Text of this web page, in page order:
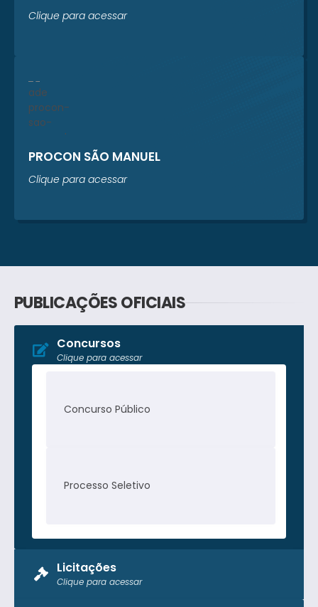
Clique para acessar
PROCON SÃO MANUEL
Clique para acessar
PUBLICAÇÕES OFICIAIS
Concursos
Clique para acessar
Concurso Público
Processo Seletivo
Licitações
Clique para acessar